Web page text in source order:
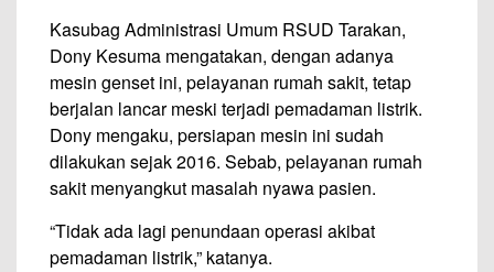
Kasubag Administrasi Umum RSUD Tarakan,
Dony Kesuma mengatakan, dengan adanya
mesin genset ini, pelayanan rumah sakit, tetap
berjalan lancar meski terjadi pemadaman listrik.
Dony mengaku, persiapan mesin ini sudah
dilakukan sejak 2016. Sebab, pelayanan rumah
sakit menyangkut masalah nyawa pasien.
“Tidak ada lagi penundaan operasi akibat
pemadaman listrik,” katanya.